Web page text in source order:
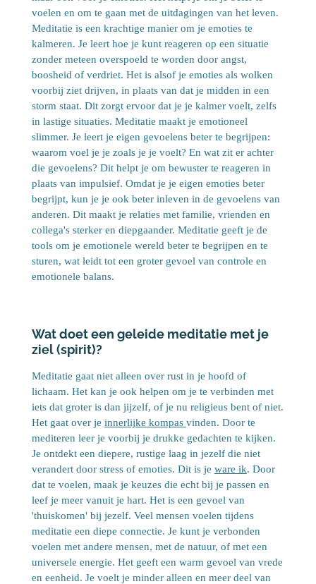
voelen en om te gaan met de uitdagingen van het leven.
Meditatie is een krachtige manier om je emoties te
kalmeren. Je leert hoe je kunt reageren op een situatie
zonder meteen overspoeld te worden door angst,
boosheid of verdriet. Het is alsof je emoties als wolken
voorbij ziet drijven, in plaats van dat je midden in een
storm staat. Dit zorgt ervoor dat je je kalmer voelt, zelfs
in lastige situaties. Meditatie maakt je emotioneel
slimmer. Je leert je eigen gevoelens beter te begrijpen:
waarom voel je je zoals je je voelt? En wat zit er achter
die gevoelens? Dit helpt je om bewuster te reageren in
plaats van impulsief. Omdat je je eigen emoties beter
begrijpt, kun je je ook beter inleven in de gevoelens van
anderen. Dit maakt je relaties met familie, vrienden en
collega's sterker en diepgaander. Meditatie geeft je de
tools om je emotionele wereld beter te begrijpen en te
sturen, wat leidt tot een groter gevoel van controle en
emotionele balans.
Wat doet een geleide meditatie met je
ziel (spirit)?
Meditatie gaat niet alleen over rust in je hoofd of
lichaam. Het kan je ook helpen om je te verbinden met
iets dat groter is dan jijzelf, of je nu religieus bent of niet.
Het gaat over je innerlijke kompas vinden. Door te
mediteren leer je voorbij je drukke gedachten te kijken.
Je ontdekt een diepere, rustige laag in jezelf die niet
verandert door stress of emoties. Dit is je ware ik. Door
dat te voelen, maak je keuzes die echt bij je passen en
leef je meer vanuit je hart. Het is een gevoel van
'thuiskomen' bij jezelf. Veel mensen voelen tijdens
meditatie een diepe connectie. Je kunt je verbonden
voelen met andere mensen, met de natuur, of met een
universele energie. Het geeft een warm gevoel van vrede
en eenheid. Je voelt je minder alleen en meer deel van